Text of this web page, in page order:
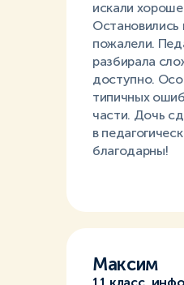
искали
Остановились
пожалели.
разбирала
доступно.
типичных
части. Дочь
в
благодарны!
Максим
11 класс,